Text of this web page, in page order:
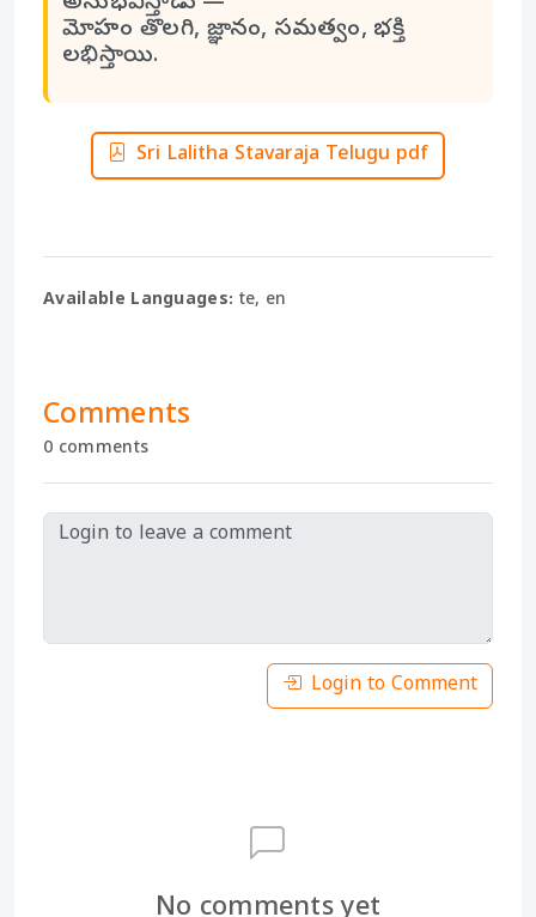
మోహం తొలగి, జ్ఞానం, సమత్వం, భక్తి
లభిస్తాయి.
Sri Lalitha Stavaraja Telugu pdf
Available Languages: te, en
Comments
0 comments
Login to Comment
No comments yet